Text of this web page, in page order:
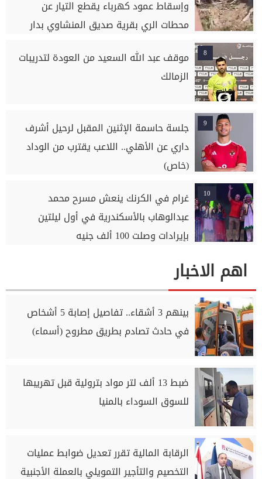
وإسقاط عمود كهرباء يقطع التيار عن
محطات الري بقرية صديق المنشاوي بدار
8
موقف عبد الله السعيد من العودة لتدريبات
الزمالك
9
جلسة حاسمة الإثنين المقبل لرحيل أشرف
داري عن الأهلي.. اللاعب يقترب من الوداد
(خاص)
10
غرام في الكرنك ينعش مسرح محمد
عبدالوهاب بالأسكندرية في أول ليلتين
بإيرادات وصلت 100 ألف جنيه
اهم الاخبار
بينهم 3 أشقاء.. تفاصيل إصابة 5 أشخاص
في حادث تصادم بطريق مطروح (أسماء)
ضبط 13 ألف لتر مواد بترولية قبل تهريبها
للسوق السوداء بالمنيا
الرقابة المالية تقرر تعديل ضوابط عمليات
التخصيم والتأجير التمويلي بالعملة الأجنبية